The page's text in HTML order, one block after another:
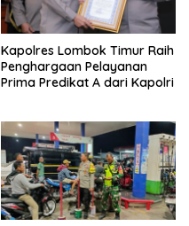
Kapolres Lombok Timur Raih
Penghargaan Pelayanan
Prima Predikat A dari Kapolri